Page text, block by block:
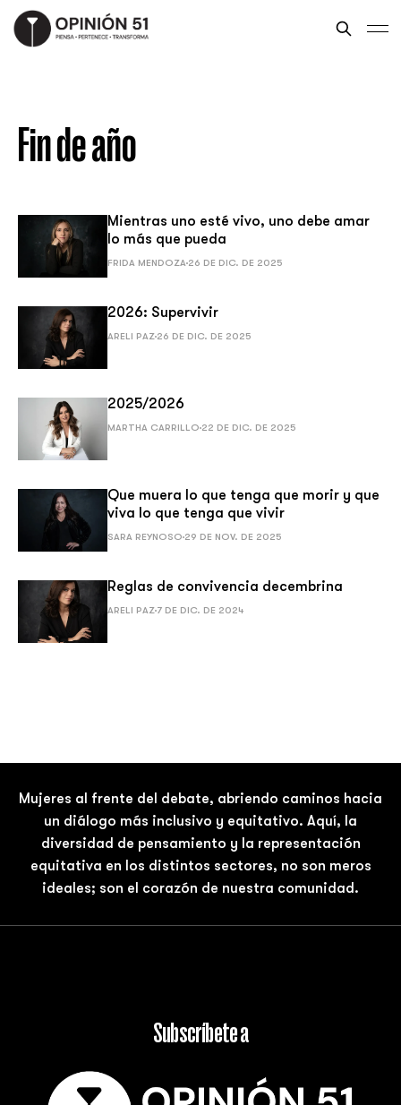
Fin de año
Mientras uno esté vivo, uno debe amar
lo más que pueda
FRIDA MENDOZA 26 DE DIC. DE 2025
2026: Supervivir
ARELI PAZ 26 DE DIC. DE 2025
2025/2026
MARTHA CARRILLO 22 DE DIC. DE 2025
Que muera lo que tenga que morir y que
viva lo que tenga que vivir
SARA REYNOSO 29 DE NOV. DE 2025
Reglas de convivencia decembrina
ARELI PAZ 7 DE DIC. DE 2024
Mujeres al frente del debate, abriendo caminos hacia
un diálogo más inclusivo y equitativo. Aquí, la
diversidad de pensamiento y la representación
equitativa en los distintos sectores, no son meros
ideales; son el corazón de nuestra comunidad.
Subscríbete a